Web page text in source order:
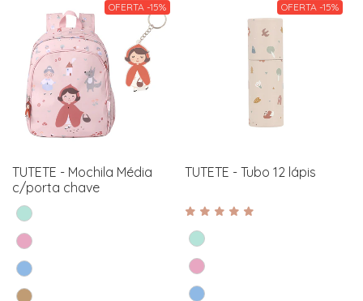
OFERTA -15%
TUTETE - Mochila Média
c/porta chave
OFERTA -15%
TUTETE - Tubo 12 lápis